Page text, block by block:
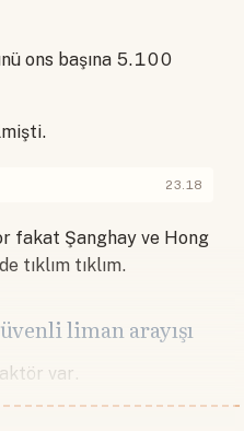
ons başına 5.100
23.18
fakat Şanghay ve Hong
tıklım tıklım.
liman arayışı
var.